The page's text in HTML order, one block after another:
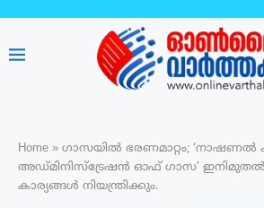
Home » ഗാസയിൽ ഭരണമാറ്റം; ‘നാഷണൽ
അഡ്മിനിസ്‌ട്രേഷൻ ഓഫ് ഗാസ’
കാര്യങ്ങൾ നിയന്ത്രിക്കും.